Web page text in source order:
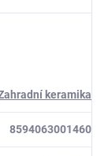
keramika
8594063001460